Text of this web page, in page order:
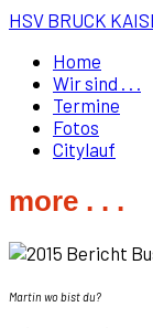
HSV BRUCK
Home
Wir sind . . .
Termine
Fotos
Citylauf
more . . .
Martin wo bist du?